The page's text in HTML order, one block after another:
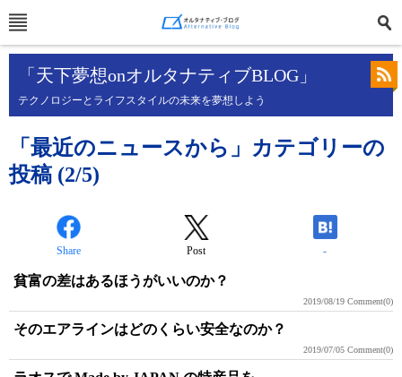
「天下夢想onオルタナティブBLOG」
テクノロジーとライフスタイルの未来を夢想しよう
「最近のニュースから」カテゴリーの
投稿 (2/5)
Share Post -
貧富の差はあるほうがいいのか？
2019/08/19 Comment(0)
そのエアラインはどのくらい安全なのか？
2019/07/05 Comment(0)